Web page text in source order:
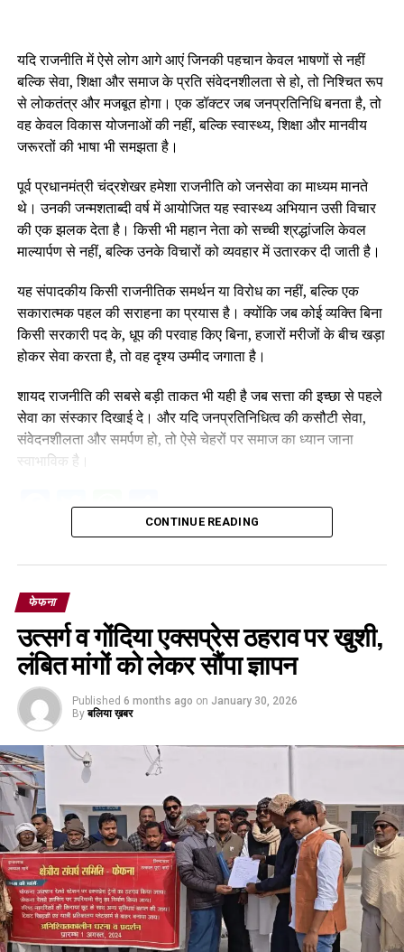
यदि राजनीति में ऐसे लोग आगे आएं जिनकी पहचान केवल भाषणों से नहीं
बल्कि सेवा, शिक्षा और समाज के प्रति संवेदनशीलता से हो, तो निश्चित रूप
से लोकतंत्र और मजबूत होगा। एक डॉक्टर जब जनप्रतिनिधि बनता है, तो
वह केवल विकास योजनाओं की नहीं, बल्कि स्वास्थ्य, शिक्षा और मानवीय
जरूरतों की भाषा भी समझता है।
पूर्व प्रधानमंत्री चंद्रशेखर हमेशा राजनीति को जनसेवा का माध्यम मानते
थे। उनकी जन्मशताब्दी वर्ष में आयोजित यह स्वास्थ्य अभियान उसी विचार
की एक झलक देता है। किसी भी महान नेता को सच्ची श्रद्धांजलि केवल
माल्यार्पण से नहीं, बल्कि उनके विचारों को व्यवहार में उतारकर दी जाती है।
यह संपादकीय किसी राजनीतिक समर्थन या विरोध का नहीं, बल्कि एक
सकारात्मक पहल की सराहना का प्रयास है। क्योंकि जब कोई व्यक्ति बिना
किसी सरकारी पद के, धूप की परवाह किए बिना, हजारों मरीजों के बीच खड़ा
होकर सेवा करता है, तो वह दृश्य उम्मीद जगाता है।
शायद राजनीति की सबसे बड़ी ताकत भी यही है जब सत्ता की इच्छा से पहले
सेवा का संस्कार दिखाई दे। और यदि जनप्रतिनिधित्व की कसौटी सेवा,
संवेदनशीलता और समर्पण हो, तो ऐसे चेहरों पर समाज का ध्यान जाना
स्वाभाविक है।
Facebook
Twitter
WhatsApp
Share
CONTINUE READING
फेफना
उत्सर्ग व गोंदिया एक्सप्रेस ठहराव पर खुशी,
लंबित मांगों को लेकर सौंपा ज्ञापन
Published 6 months ago on January 30, 2026
By बलिया ख़बर